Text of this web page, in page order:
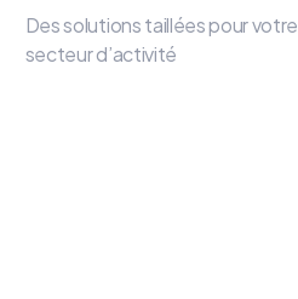
Des solutions taillées pour votre
secteur d’activité